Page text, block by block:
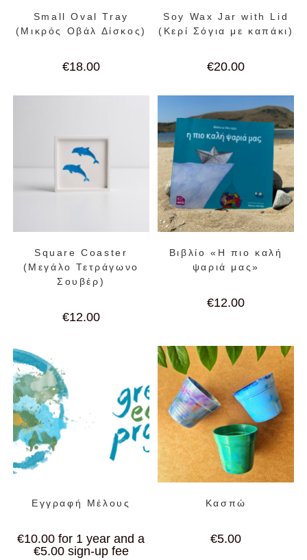
Small Oval Tray
(Μικρός Οβάλ Δίσκος)
€18.00
Soy Wax Jar with Lid
(Κερί Σόγια με καπάκι)
€20.00
Square Coaster
(Μεγάλο Τετράγωνο
Σουβέρ)
€12.00
Βιβλίο «Η πιο καλή
ψαριά μας»
€12.00
Εγγραφή Μέλους
€10.00 for 1 year and a
€5.00sign-up fee
Κασπώ
€5.00